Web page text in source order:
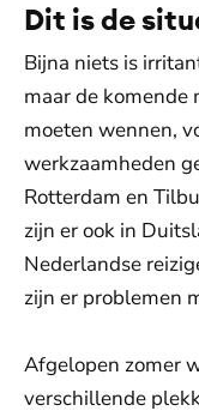
Dit is de
Bijna niets is
maar de komende
moeten wennen,
werkzaamheden
Rotterdam en
zijn er ook in
Nederlandse
zijn er problemen
Afgelopen zomer
verschillende